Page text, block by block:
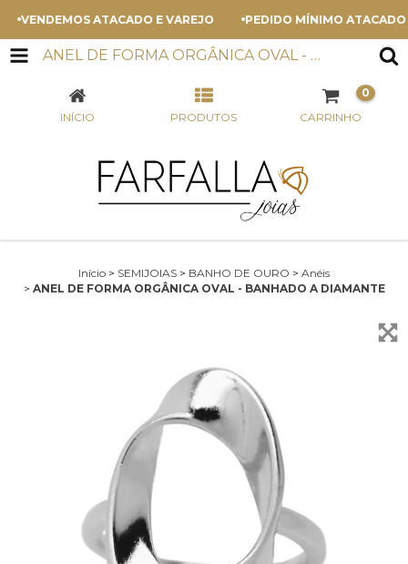
VENDEMOS ATACADO E VAREJO PEDIDO MÍNIMO ATACADO -
ANEL DE FORMA ORGÂNICA OVAL - BANHADO A DIAMANTE
INÍCIO PRODUTOS CARRINHO
0
Início > SEMIJOIAS > BANHO DE OURO > Anéis
> ANEL DE FORMA ORGÂNICA OVAL - BANHADO A DIAMANTE